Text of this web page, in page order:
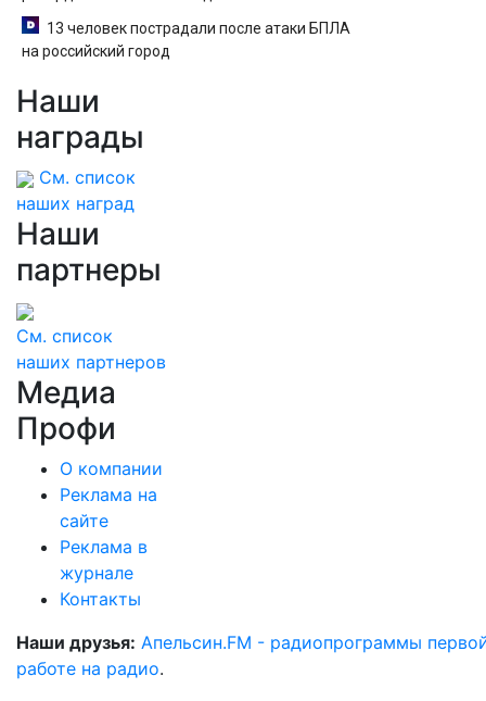
13 человек пострадали после атаки БПЛА
на российский город
Наши
награды
См. список
наших наград
Наши
партнеры
См. список
наших партнеров
Медиа
Профи
О компании
Реклама на
сайте
Реклама в
журнале
Контакты
Наши друзья: Апельсин.FM - радиопрограммы
работе на радио.